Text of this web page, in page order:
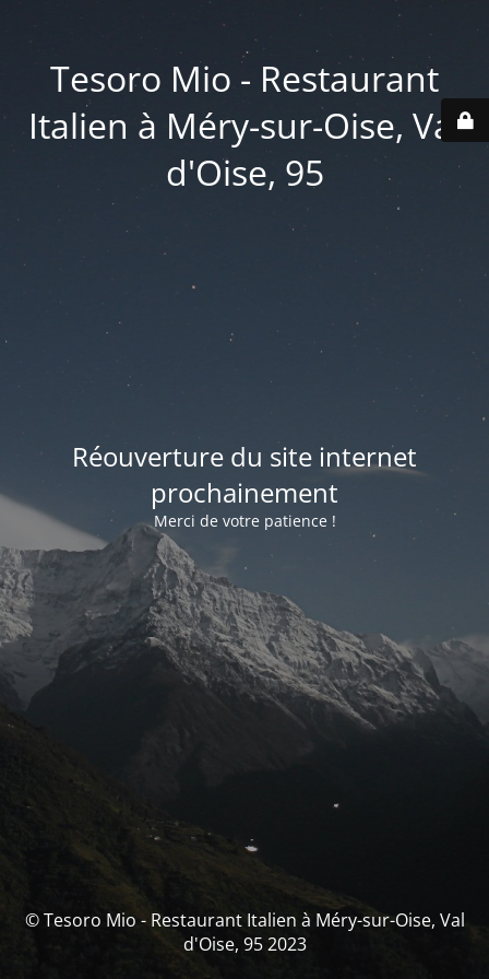
Tesoro Mio - Restaurant
Italien à Méry-sur-Oise, Val
d'Oise, 95
Réouverture du site internet
prochainement
Merci de votre patience !
© Tesoro Mio - Restaurant Italien à Méry-sur-Oise, Val
d'Oise, 95 2023